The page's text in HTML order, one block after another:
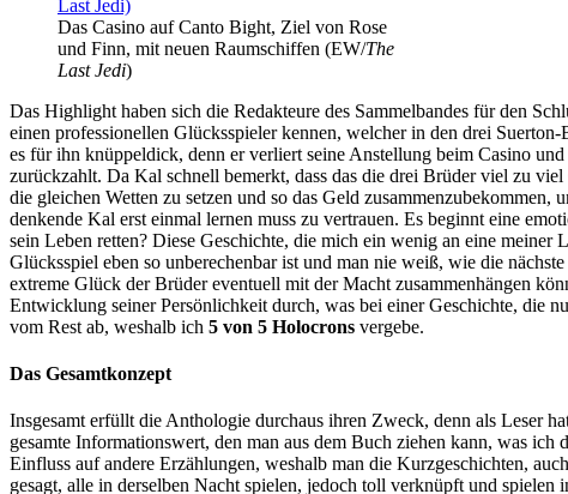
Das Casino auf Canto Bight, Ziel von Rose
und Finn, mit neuen Raumschiffen (EW/The
Last Jedi)
Das Highlight haben sich die Redakteure des Sammelbandes für den
einen professionellen Glücksspieler kennen, welcher in den drei
es für ihn knüppeldick, denn er verliert seine Anstellung beim Casino
zurückzahlt. Da Kal schnell bemerkt, dass das die drei Brüder viel zu
die gleichen Wetten zu setzen und so das Geld
denkende Kal erst einmal lernen muss zu vertrauen. Es beginnt eine
sein Leben retten? Diese Geschichte, die mich ein wenig an eine meiner
Glücksspiel eben so unberechenbar ist und man nie weiß, wie die
extreme Glück der Brüder eventuell mit der Macht zusammenhängen
Entwicklung seiner Persönlichkeit durch, was bei einer Geschichte, die
vom Rest ab, weshalb ich 5 von 5 Holocrons vergebe.
Das Gesamtkonzept
Insgesamt erfüllt die Anthologie durchaus ihren Zweck, denn als Leser
gesamte Informationswert, den man aus dem Buch ziehen kann, was
Einfluss auf andere Erzählungen, weshalb man die Kurzgeschichten,
gesagt, alle in derselben Nacht spielen, jedoch toll verknüpft und